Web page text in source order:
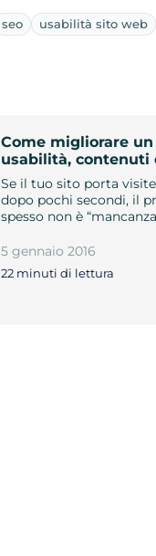
seo usabilità sito web
Come migliorare un
usabilità, contenuti
Se il tuo sito porta
dopo pochi secondi, il
spesso non è
5 gennaio 2016
22 minuti di lettura